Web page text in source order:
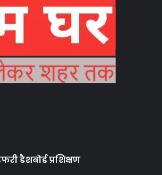
डैशबोर्ड प्रशिक्षण